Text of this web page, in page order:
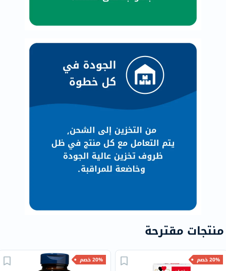
منتجات مقترحة
20% خصم 20% خصم